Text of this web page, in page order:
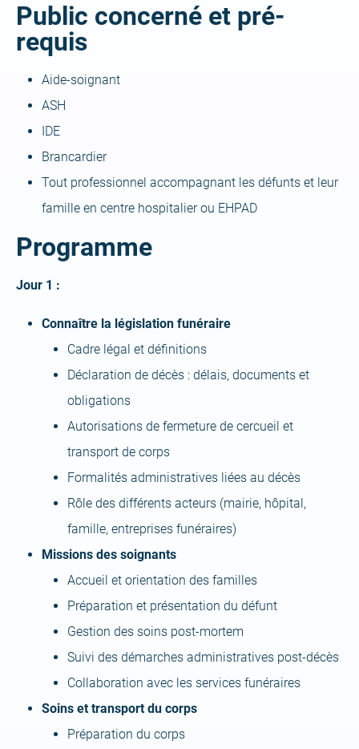
Public concerné et pré-
requis
Aide-soignant
ASH
IDE
Brancardier
Tout professionnel accompagnant les défunts et leur
famille en centre hospitalier ou EHPAD
Programme
Jour 1 :
Connaître la législation funéraire
Cadre légal et définitions
Déclaration de décès : délais, documents et
obligations
Autorisations de fermeture de cercueil et
transport de corps
Formalités administratives liées au décès
Rôle des différents acteurs (mairie, hôpital,
famille, entreprises funéraires)
Missions des soignants
Accueil et orientation des familles
Préparation et présentation du défunt
Gestion des soins post-mortem
Suivi des démarches administratives post-décès
Collaboration avec les services funéraires
Soins et transport du corps
Préparation du corps